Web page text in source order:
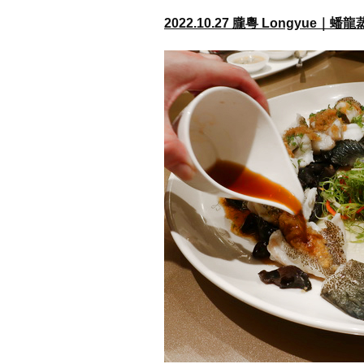
2022.10.27 朧粵 Longyue｜蟠龍